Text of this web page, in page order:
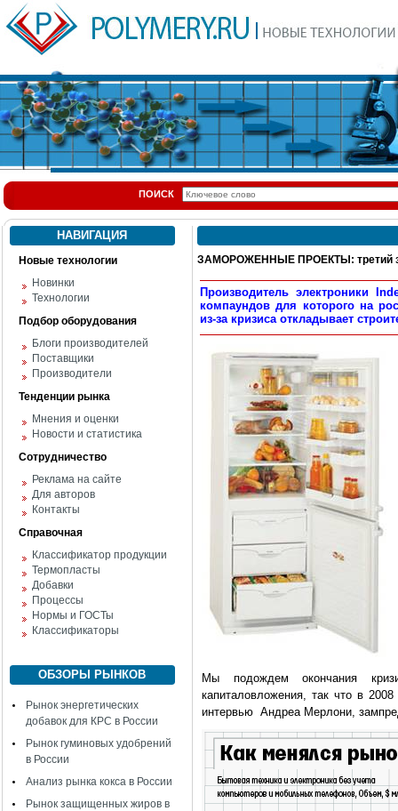
ПОИСК
НАВИГАЦИЯ
Новые технологии
Новинки
Технологии
Подбор оборудования
Блоги производителей
Поставщики
Производители
Тенденции рынка
Мнения и оценки
Новости и статистика
Сотрудничество
Реклама на сайте
Для авторов
Контакты
Справочная
Классификатор продукции
Термопласты
Добавки
Процессы
Нормы и ГОСТы
Классификаторы
ОБЗОРЫ РЫНКОВ
Рынок энергетических
добавок для КРС в России
Рынок гуминовых удобрений
в России
Анализ рынка кокса в России
Рынок защищенных жиров в
ЗАМОРОЖЕННЫЕ ПРОЕКТЫ: третий
Производитель электроники
компаундов для которого на
из-за кризиса откладывает
Мы подождем окончания
капиталовложения, так что в
интервью Андреа Мерлони,